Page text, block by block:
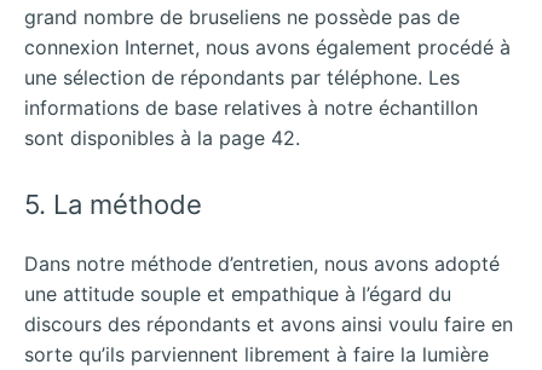
grand nombre de bruseliens ne possède pas de
connexion Internet, nous avons également procédé à
une sélection de répondants par téléphone. Les
informations de base relatives à notre échantillon
sont disponibles à la page 42.
5. La méthode
Dans notre méthode d’entretien, nous avons adopté
une attitude souple et empathique à l’égard du
discours des répondants et avons ainsi voulu faire en
sorte qu’ils parviennent librement à faire la lumière